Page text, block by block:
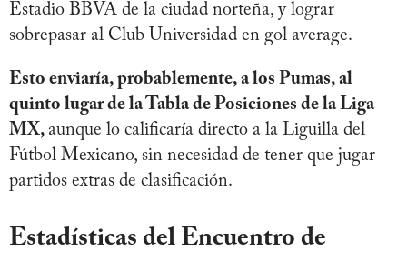
Estadio BBVA de la ciudad norteña, y lograr
sobrepasar al Club Universidad en gol average.
Esto enviaría, probablemente, a los Pumas, al
quinto lugar de la Tabla de Posiciones de la Liga
MX, aunque lo calificaría directo a la Liguilla del
Fútbol Mexicano, sin necesidad de tener que jugar
partidos extras de clasificación.
Estadísticas del Encuentro de